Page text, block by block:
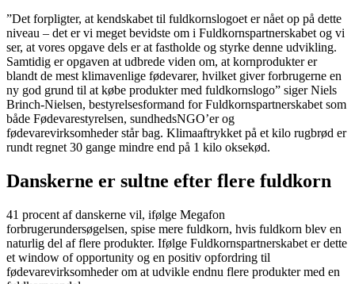
”Det forpligter, at kendskabet til fuldkornslogoet er nået op på dette
niveau – det er vi meget bevidste om i Fuldkornspartnerskabet og vi
ser, at vores opgave dels er at fastholde og styrke denne udvikling.
Samtidig er opgaven at udbrede viden om, at kornprodukter er
blandt de mest klimavenlige fødevarer, hvilket giver forbrugerne en
ny god grund til at købe produkter med fuldkornslogo” siger Niels
Brinch-Nielsen, bestyrelsesformand for Fuldkornspartnerskabet som
både Fødevarestyrelsen, sundhedsNGO’er og
fødevarevirksomheder står bag. Klimaaftrykket på et kilo rugbrød er
rundt regnet 30 gange mindre end på 1 kilo oksekød.
Danskerne er sultne efter flere fuldkorn
41 procent af danskerne vil, ifølge Megafon
forbrugerundersøgelsen, spise mere fuldkorn, hvis fuldkorn blev en
naturlig del af flere produkter. Ifølge Fuldkornspartnerskabet er dette
et window of opportunity og en positiv opfordring til
fødevarevirksomheder om at udvikle endnu flere produkter med en